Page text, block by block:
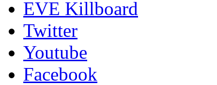
EVE Killboard
Twitter
Youtube
Facebook